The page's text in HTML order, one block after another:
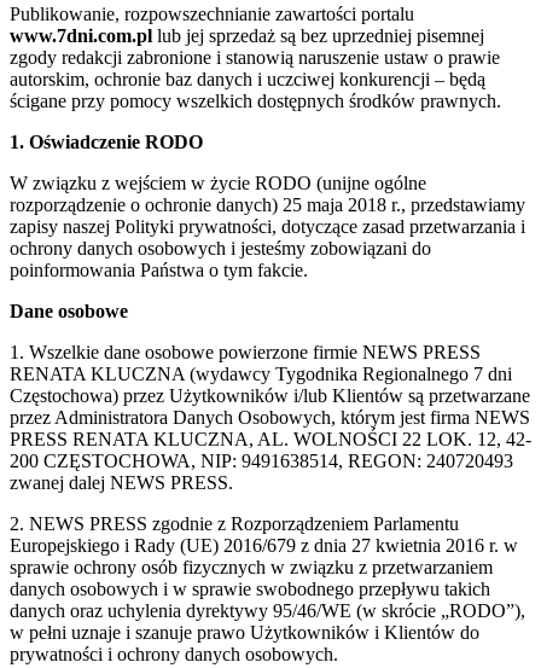
Publikowanie, rozpowszechnianie zawartości portalu
www.7dni.com.pl lub jej sprzedaż są bez uprzedniej pisemnej
zgody redakcji zabronione i stanowią naruszenie ustaw o prawie
autorskim, ochronie baz danych i uczciwej konkurencji – będą
ścigane przy pomocy wszelkich dostępnych środków prawnych.
1. Oświadczenie RODO
W związku z wejściem w życie RODO (unijne ogólne
rozporządzenie o ochronie danych) 25 maja 2018 r., przedstawiamy
zapisy naszej Polityki prywatności, dotyczące zasad przetwarzania i
ochrony danych osobowych i jesteśmy zobowiązani do
poinformowania Państwa o tym fakcie.
Dane osobowe
1. Wszelkie dane osobowe powierzone firmie NEWS PRESS
RENATA KLUCZNA (wydawcy Tygodnika Regionalnego 7 dni
Częstochowa) przez Użytkowników i/lub Klientów są przetwarzane
przez Administratora Danych Osobowych, którym jest firma NEWS
PRESS RENATA KLUCZNA, AL. WOLNOŚCI 22 LOK. 12, 42-
200 CZĘSTOCHOWA, NIP: 9491638514, REGON: 240720493
zwanej dalej NEWS PRESS.
2. NEWS PRESS zgodnie z Rozporządzeniem Parlamentu
Europejskiego i Rady (UE) 2016/679 z dnia 27 kwietnia 2016 r. w
sprawie ochrony osób fizycznych w związku z przetwarzaniem
danych osobowych i w sprawie swobodnego przepływu takich
danych oraz uchylenia dyrektywy 95/46/WE (w skrócie „RODO”),
w pełni uznaje i szanuje prawo Użytkowników i Klientów do
prywatności i ochrony danych osobowych.